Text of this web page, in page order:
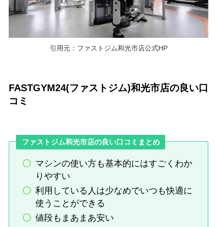
引用元：ファストジム和光市店公式HP
FASTGYM24(ファストジム)和光市店の良い口
コミ
ファストジム和光市店の良い口コミまとめ
マシンの使い方も基本的にはすごくわか
りやすい
利用している人は少なめでいつも快適に
使うことができる
値段もまあまあ安い